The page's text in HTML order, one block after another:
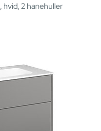
hvid, 2 hanehuller